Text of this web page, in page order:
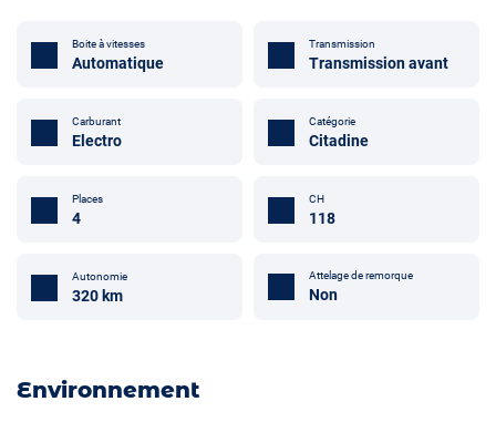
Boite à vitesses
Automatique
Transmission
Transmission avant
Carburant
Electro
Catégorie
Citadine
Places
4
CH
118
Autonomie
320 km
Attelage de remorque
Non
Environnement